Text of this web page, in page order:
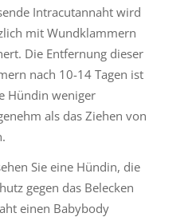
Intracutannaht wird
mit Wundklammern
Die Entfernung dieser
nach 10-14 Tagen ist
Hündin weniger
als das Ziehen von
Sie eine Hündin, die
gegen das Belecken
einen Babybody